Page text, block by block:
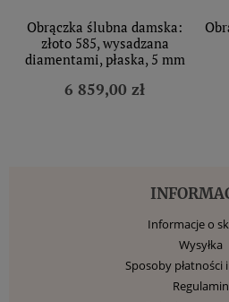
Obrączka ślubna damska:
złoto 585, wysadzana
diamentami, płaska, 5 mm
6 859,00 zł
Informacje o
Wysyłka
Sposoby płatności
Regulamin